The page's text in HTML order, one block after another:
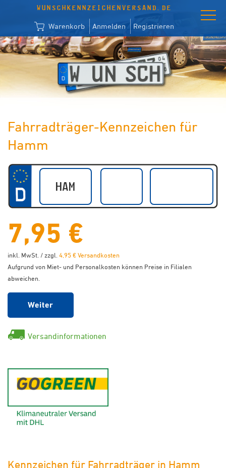
WUNSCHKENNZEICHENVERSAND.DE
Warenkorb Anmelden Registrieren
Fahrradträger-Kennzeichen für
Hamm
7,95 €
inkl. MwSt. / zzgl. 4,95 € Versandkosten
Aufgrund von Miet- und Personalkosten können Preise in Filialen
abweichen.
Weiter
Versandinformationen
Kennzeichen für Fahrradträger in Hamm